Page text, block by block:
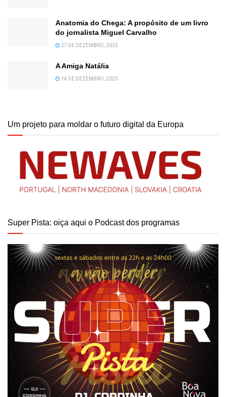
Anatomia do Chega: A propósito de um livro
do jornalista Miguel Carvalho
27 DE DEZEMBRO, 2025
A Amiga Natália
14 DE DEZEMBRO, 2025
Um projeto para moldar o futuro digital da Europa
Super Pista: oiça aqui o Podcast dos programas